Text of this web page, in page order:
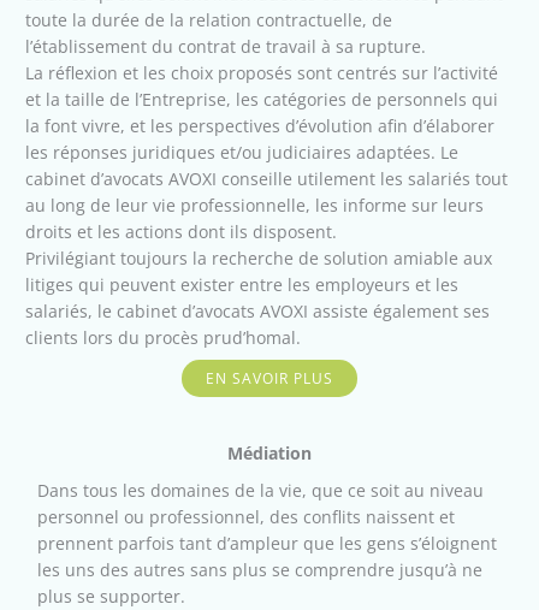
toute la durée de la relation contractuelle, de
l’établissement du contrat de travail à sa rupture.
La réflexion et les choix proposés sont centrés sur l’activité
et la taille de l’Entreprise, les catégories de personnels qui
la font vivre, et les perspectives d’évolution afin d’élaborer
les réponses juridiques et/ou judiciaires adaptées. Le
cabinet d’avocats AVOXI conseille utilement les salariés tout
au long de leur vie professionnelle, les informe sur leurs
droits et les actions dont ils disposent.
Privilégiant toujours la recherche de solution amiable aux
litiges qui peuvent exister entre les employeurs et les
salariés, le cabinet d’avocats AVOXI assiste également ses
clients lors du procès prud’homal.
EN SAVOIR PLUS
Médiation
Dans tous les domaines de la vie, que ce soit au niveau
personnel ou professionnel, des conflits naissent et
prennent parfois tant d’ampleur que les gens s’éloignent
les uns des autres sans plus se comprendre jusqu’à ne
plus se supporter.